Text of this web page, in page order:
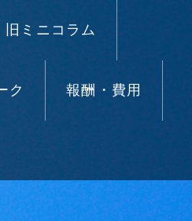
旧ミニコラム
ク 報酬・費用